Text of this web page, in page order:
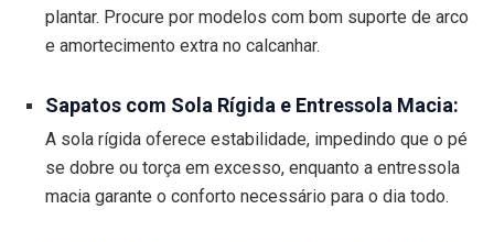
plantar. Procure por modelos com bom suporte de arco
e amortecimento extra no calcanhar.
Sapatos com Sola Rígida e Entressola Macia:
A sola rígida oferece estabilidade, impedindo que o pé
se dobre ou torça em excesso, enquanto a entressola
macia garante o conforto necessário para o dia todo.